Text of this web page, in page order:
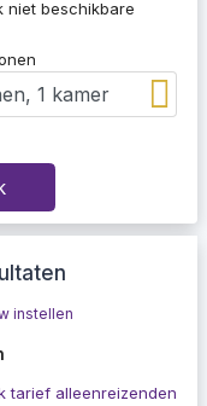
niet beschikbare
instellen
tarief alleenreizenden